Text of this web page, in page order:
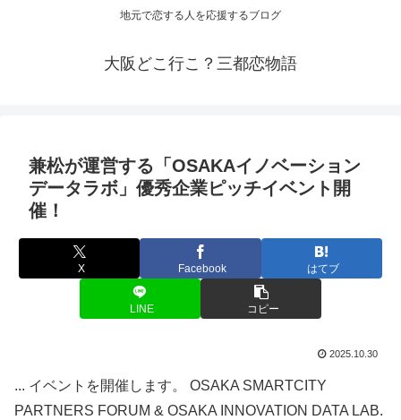
地元で恋する人を応援するブログ
大阪どこ行こ？三都恋物語
兼松が運営する「OSAKAイノベーション
データラボ」優秀企業ピッチイベント 開
催！
X Facebook はてブ
LINE コピー
2025.10.30
... イベントを開催します。 OSAKA SMARTCITY
PARTNERS FORUM & OSAKA INNOVATION DATA LAB.